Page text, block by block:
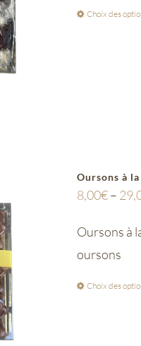
Choix des
Oursons à
8,00€–
Oursons à
oursons
Choix des